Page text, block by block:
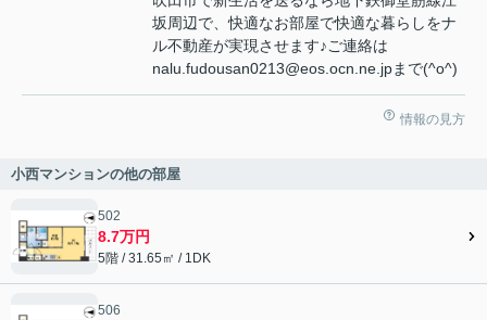
坂周辺で、快適なお部屋で快適な暮らしをナ
ル不動産が実現させます♪ご連絡は
nalu.fudousan0213@eos.ocn.ne.jpまで(^o^)
情報の見方
小西マンションの他の部屋
502
8.7万円
5階 / 31.65㎡ / 1DK
506